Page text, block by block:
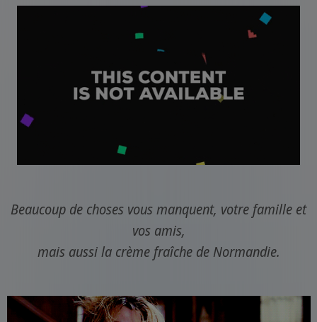
Beaucoup de choses vous manquent, votre famille et
vos amis,
mais aussi la crème fraîche de Normandie.